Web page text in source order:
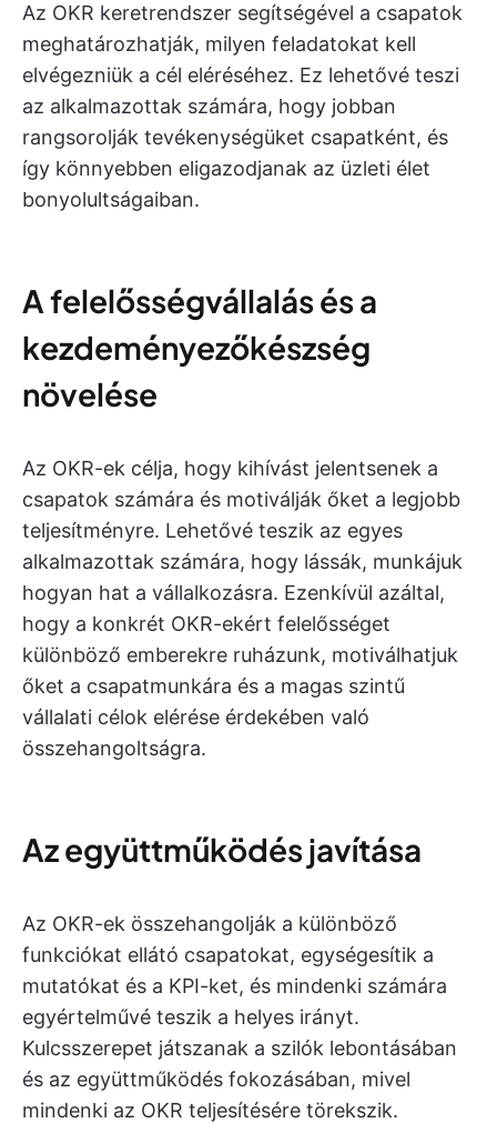
Az OKR keretrendszer segítségével a csapatok
meghatározhatják, milyen feladatokat kell
elvégezniük a cél eléréséhez. Ez lehetővé teszi
az alkalmazottak számára, hogy jobban
rangsorolják tevékenységüket csapatként, és
így könnyebben eligazodjanak az üzleti élet
bonyolultságaiban.
A felelősségvállalás és a
kezdeményezőkészség
növelése
Az OKR-ek célja, hogy kihívást jelentsenek a
csapatok számára és motiválják őket a legjobb
teljesítményre. Lehetővé teszik az egyes
alkalmazottak számára, hogy lássák, munkájuk
hogyan hat a vállalkozásra. Ezenkívül azáltal,
hogy a konkrét OKR-ekért felelősséget
különböző emberekre ruházunk, motiválhatjuk
őket a csapatmunkára és a magas szintű
vállalati célok elérése érdekében való
összehangoltságra.
Az együttműködés javítása
Az OKR-ek összehangolják a különböző
funkciókat ellátó csapatokat, egységesítik a
mutatókat és a KPI-ket, és mindenki számára
egyértelművé teszik a helyes irányt.
Kulcsszerepet játszanak a szilók lebontásában
és az együttműködés fokozásában, mivel
mindenki az OKR teljesítésére törekszik.